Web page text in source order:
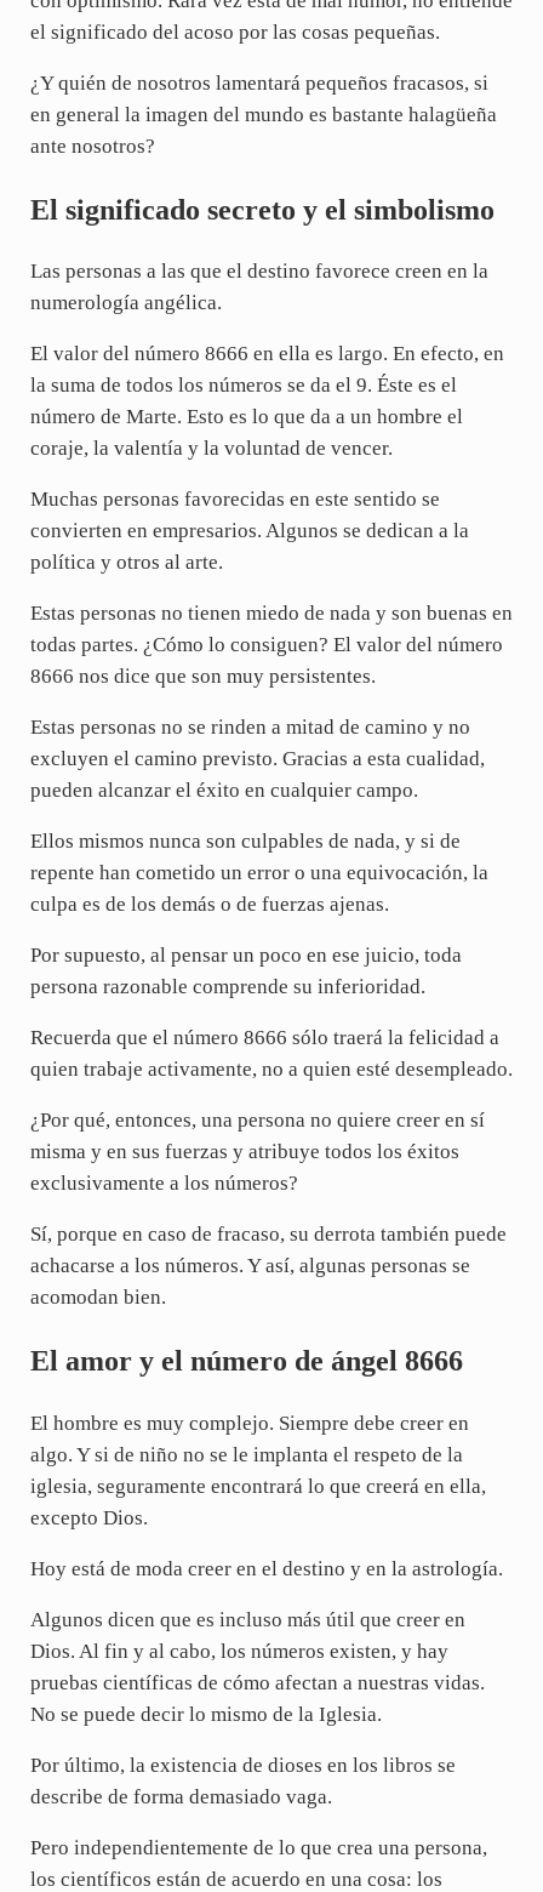
el significado del acoso por las cosas pequeñas.
¿Y quién de nosotros lamentará pequeños fracasos, si
en general la imagen del mundo es bastante halagüeña
ante nosotros?
El significado secreto y el simbolismo
Las personas a las que el destino favorece creen en la
numerología angélica.
El valor del número 8666 en ella es largo. En efecto, en
la suma de todos los números se da el 9. Éste es el
número de Marte. Esto es lo que da a un hombre el
coraje, la valentía y la voluntad de vencer.
Muchas personas favorecidas en este sentido se
convierten en empresarios. Algunos se dedican a la
política y otros al arte.
Estas personas no tienen miedo de nada y son buenas en
todas partes. ¿Cómo lo consiguen? El valor del número
8666 nos dice que son muy persistentes.
Estas personas no se rinden a mitad de camino y no
excluyen el camino previsto. Gracias a esta cualidad,
pueden alcanzar el éxito en cualquier campo.
Ellos mismos nunca son culpables de nada, y si de
repente han cometido un error o una equivocación, la
culpa es de los demás o de fuerzas ajenas.
Por supuesto, al pensar un poco en ese juicio, toda
persona razonable comprende su inferioridad.
Recuerda que el número 8666 sólo traerá la felicidad a
quien trabaje activamente, no a quien esté desempleado.
¿Por qué, entonces, una persona no quiere creer en sí
misma y en sus fuerzas y atribuye todos los éxitos
exclusivamente a los números?
Sí, porque en caso de fracaso, su derrota también puede
achacarse a los números. Y así, algunas personas se
acomodan bien.
El amor y el número de ángel 8666
El hombre es muy complejo. Siempre debe creer en
algo. Y si de niño no se le implanta el respeto de la
iglesia, seguramente encontrará lo que creerá en ella,
excepto Dios.
Hoy está de moda creer en el destino y en la astrología.
Algunos dicen que es incluso más útil que creer en
Dios. Al fin y al cabo, los números existen, y hay
pruebas científicas de cómo afectan a nuestras vidas.
No se puede decir lo mismo de la Iglesia.
Por último, la existencia de dioses en los libros se
describe de forma demasiado vaga.
Pero independientemente de lo que crea una persona,
los científicos están de acuerdo en una cosa: los